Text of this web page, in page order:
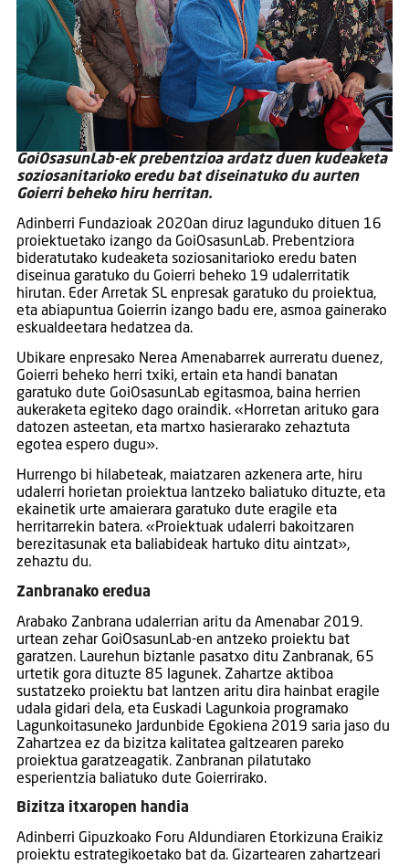
GoiOsasunLab-ek prebentzioa ardatz duen kudeaketa
soziosanitarioko eredu bat diseinatuko du aurten
Goierri beheko hiru herritan.
Adinberri Fundazioak 2020an diruz lagunduko dituen 16
proiektuetako izango da GoiOsasunLab. Prebentziora
bideratutako kudeaketa soziosanitarioko eredu baten
diseinua garatuko du Goierri beheko 19 udalerritatik
hirutan. Eder Arretak SL enpresak garatuko du proiektua,
eta abiapuntua Goierrin izango badu ere, asmoa gainerako
eskualdeetara hedatzea da.
Ubikare enpresako Nerea Amenabarrek aurreratu duenez,
Goierri beheko herri txiki, ertain eta handi banatan
garatuko dute GoiOsasunLab egitasmoa, baina herrien
aukeraketa egiteko dago oraindik. «Horretan arituko gara
datozen asteetan, eta martxo hasierarako zehaztuta
egotea espero dugu».
Hurrengo bi hilabeteak, maiatzaren azkenera arte, hiru
udalerri horietan proiektua lantzeko baliatuko dituzte, eta
ekainetik urte amaierara garatuko dute eragile eta
herritarrekin batera. «Proiektuak udalerri bakoitzaren
berezitasunak eta baliabideak hartuko ditu aintzat»,
zehaztu du.
Zanbranako eredua
Arabako Zanbrana udalerrian aritu da Amenabar 2019.
urtean zehar GoiOsasunLab-en antzeko proiektu bat
garatzen. Laurehun biztanle pasatxo ditu Zanbranak, 65
urtetik gora dituzte 85 lagunek. Zahartze aktiboa
sustatzeko proiektu bat lantzen aritu dira hainbat eragile
udala gidari dela, eta Euskadi Lagunkoia programako
Lagunkoitasuneko Jardunbide Egokiena 2019 saria jaso du
Zahartzea ez da bizitza kalitatea galtzearen pareko
proiektua garatzeagatik. Zanbranan pilatutako
esperientzia baliatuko dute Goierrirako.
Bizitza itxaropen handia
Adinberri Gipuzkoako Foru Aldundiaren Etorkizuna Eraikiz
proiektu estrategikoetako bat da. Gizartearen zahartzeari